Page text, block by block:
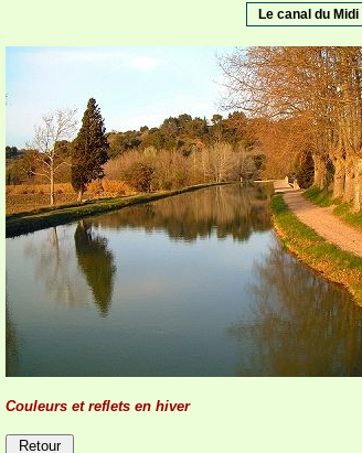
Le canal du Midi
Couleurs et reflets en hiver